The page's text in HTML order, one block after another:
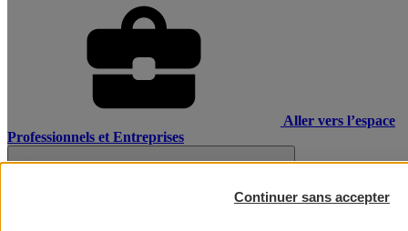
Aller vers l’espace
Professionnels et Entreprises
Continuer sans accepter